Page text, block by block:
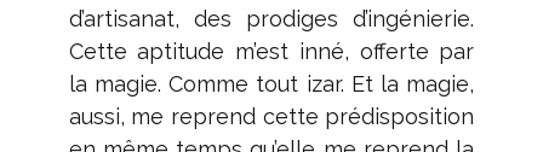
d’artisanat, des prodiges d’ingénierie.
Cette aptitude m’est inné, offerte par
la magie. Comme tout izar. Et la magie,
aussi, me reprend cette prédisposition